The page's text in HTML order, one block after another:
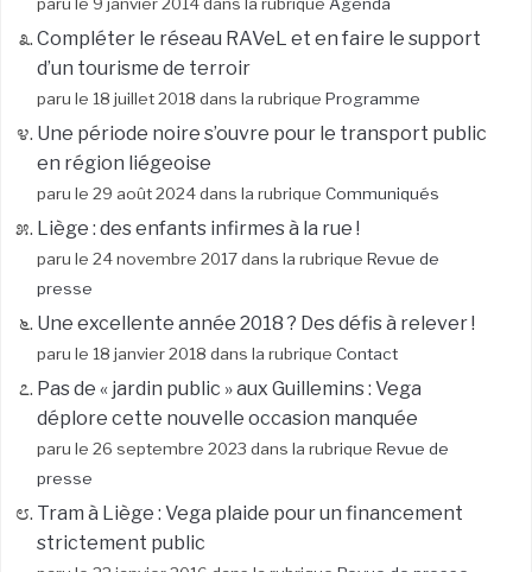
Compléter le réseau RAVeL et en faire le support
d’un tourisme de terroir
paru le 18 juillet 2018 dans la rubrique Programme
Une période noire s’ouvre pour le transport public
en région liégeoise
paru le 29 août 2024 dans la rubrique Communiqués
Liège : des enfants infirmes à la rue !
paru le 24 novembre 2017 dans la rubrique Revue de
presse
Une excellente année 2018 ? Des défis à relever !
paru le 18 janvier 2018 dans la rubrique Contact
Pas de « jardin public » aux Guillemins : Vega
déplore cette nouvelle occasion manquée
paru le 26 septembre 2023 dans la rubrique Revue de
presse
Tram à Liège : Vega plaide pour un financement
strictement public